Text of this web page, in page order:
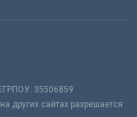
35506859
других сайтах разрешается